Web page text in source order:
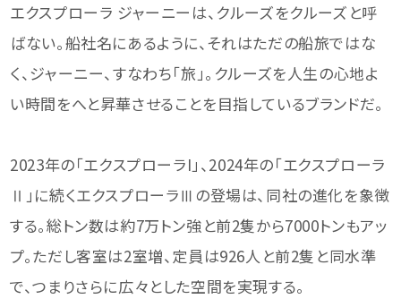
エクスプローラ ジャーニーは、クルーズをクルーズと呼
ばない。船社名にあるように、それはただの船旅ではな
く、ジャーニー、すなわち「旅」。クルーズを人生の心地よ
い時間をへと昇華させることを目指しているブランドだ。
2023年の「エクスプローラI」、2024年の「エクスプローラ
Ⅱ」に続くエクスプローラⅢの登場は、同社の進化を象徴
する。総トン数は約7万トン強と前2隻から7000トンもアッ
プ。ただし客室は2室増、定員は926人と前2隻と同水準
で、つまりさらに広々とした空間を実現する。